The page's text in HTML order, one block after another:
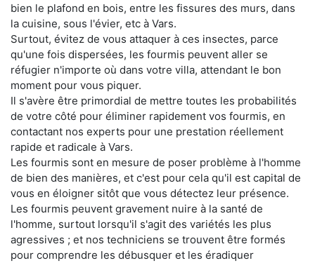
bien le plafond en bois, entre les fissures des murs, dans
la cuisine, sous l'évier, etc à Vars.
Surtout, évitez de vous attaquer à ces insectes, parce
qu'une fois dispersées, les fourmis peuvent aller se
réfugier n'importe où dans votre villa, attendant le bon
moment pour vous piquer.
Il s'avère être primordial de mettre toutes les probabilités
de votre côté pour éliminer rapidement vos fourmis, en
contactant nos experts pour une prestation réellement
rapide et radicale à Vars.
Les fourmis sont en mesure de poser problème à l'homme
de bien des manières, et c'est pour cela qu'il est capital de
vous en éloigner sitôt que vous détectez leur présence.
Les fourmis peuvent gravement nuire à la santé de
l'homme, surtout lorsqu'il s'agit des variétés les plus
agressives ; et nos techniciens se trouvent être formés
pour comprendre les débusquer et les éradiquer